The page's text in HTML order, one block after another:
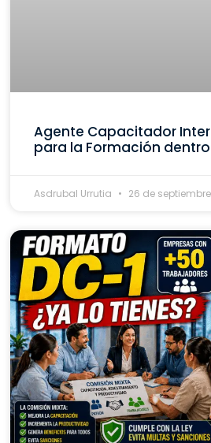
Agente Capacitador
para la Formación
Asdrubal Urrutia 26 de